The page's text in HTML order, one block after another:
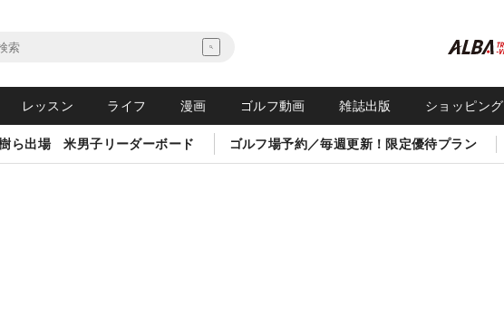
レッスン ライフ 漫画 ゴルフ動画 雑誌出版 ショッピング
ら出場 米男子リーダーボード ゴルフ場予約／毎週更新！限定優待プラン